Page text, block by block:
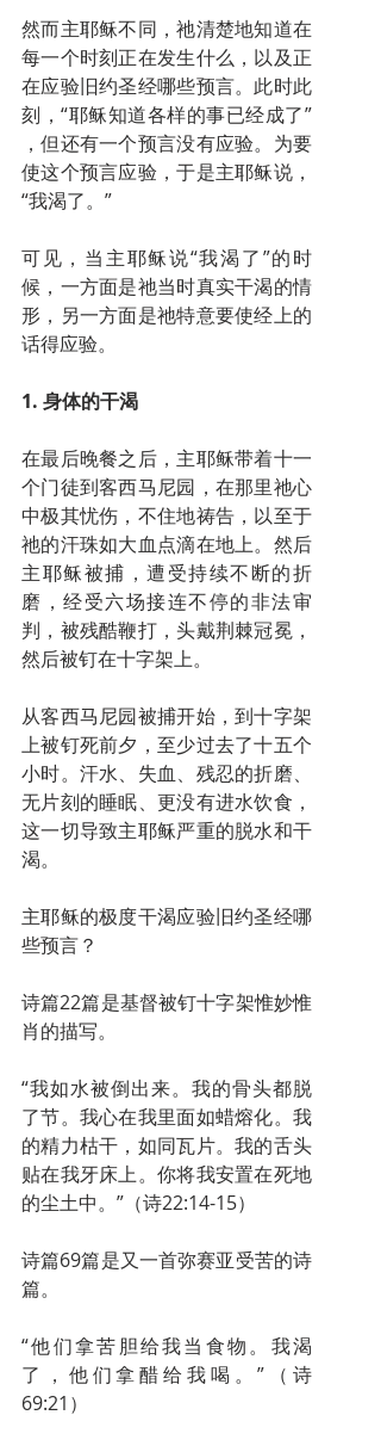
然而主耶稣不同，祂清楚地知道在
每一个时刻正在发生什么，以及正
在应验旧约圣经哪些预言。此时此
刻，“耶稣知道各样的事已经成了”
，但还有一个预言没有应验。为要
使这个预言应验，于是主耶稣说，
“我渴了。”
可见，当主耶稣说“我渴了”的时
候，一方面是祂当时真实干渴的情
形，另一方面是祂特意要使经上的
话得应验。
1. 身体的干渴
在最后晚餐之后，主耶稣带着十一
个门徒到客西马尼园，在那里祂心
中极其忧伤，不住地祷告，以至于
祂的汗珠如大血点滴在地上。然后
主耶稣被捕，遭受持续不断的折
磨，经受六场接连不停的非法审
判，被残酷鞭打，头戴荆棘冠冕，
然后被钉在十字架上。
从客西马尼园被捕开始，到十字架
上被钉死前夕，至少过去了十五个
小时。汗水、失血、残忍的折磨、
无片刻的睡眠、更没有进水饮食，
这一切导致主耶稣严重的脱水和干
渴。
主耶稣的极度干渴应验旧约圣经哪
些预言？
诗篇22篇是基督被钉十字架惟妙惟
肖的描写。
“我如水被倒出来。我的骨头都脱
了节。我心在我里面如蜡熔化。我
的精力枯干，如同瓦片。我的舌头
贴在我牙床上。你将我安置在死地
的尘土中。”（诗22:14-15）
诗篇69篇是又一首弥赛亚受苦的诗
篇。
“他们拿苦胆给我当食物。我渴
了，他们拿醋给我喝。”（诗
69:21）